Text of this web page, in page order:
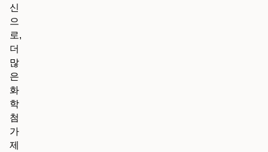
신
으
로,
더
많
은
화
학
첨
가
제